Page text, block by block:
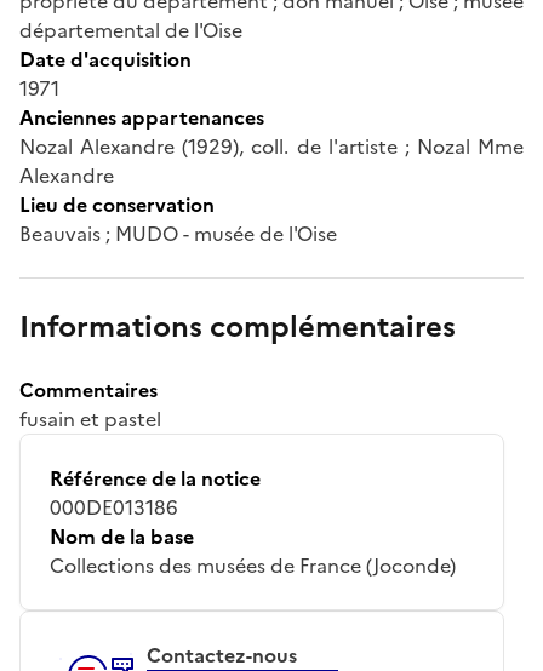
départemental de l'Oise
Date d'acquisition
1971
Anciennes appartenances
Nozal Alexandre (1929), coll. de l'artiste ; Nozal Mme
Alexandre
Lieu de conservation
Beauvais ; MUDO - musée de l'Oise
Informations complémentaires
Commentaires
fusain et pastel
Référence de la notice
000DE013186
Nom de la base
Collections des musées de France (Joconde)
Contactez-nous